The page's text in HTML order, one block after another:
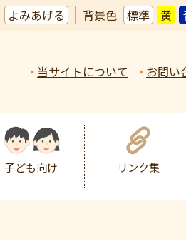
よみあげる 背景色 標準 黄
当サイトについて お問い
子ども向け リンク集